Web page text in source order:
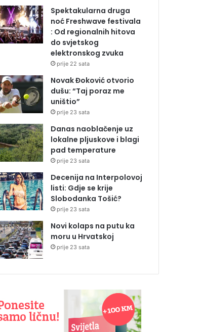
Spektakularna druga
noć Freshwave festivala
: Od regionalnih hitova
do svjetskog
elektronskog zvuka
prije 22 sata
Novak Đoković otvorio
dušu: “Taj poraz me
uništio”
prije 23 sata
Danas naoblačenje uz
lokalne pljuskove i blagi
pad temperature
prije 23 sata
Decenija na Interpolovoj
listi: Gdje se krije
Slobodanka Tošić?
prije 23 sata
Novi kolaps na putu ka
moru u Hrvatskoj
prije 23 sata